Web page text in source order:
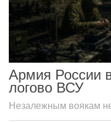
Армия России
логово ВСУ
Незалежным воякам